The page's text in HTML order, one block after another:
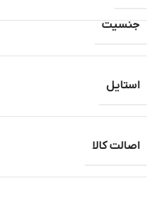
جنسیت
استایل
اصالت کالا